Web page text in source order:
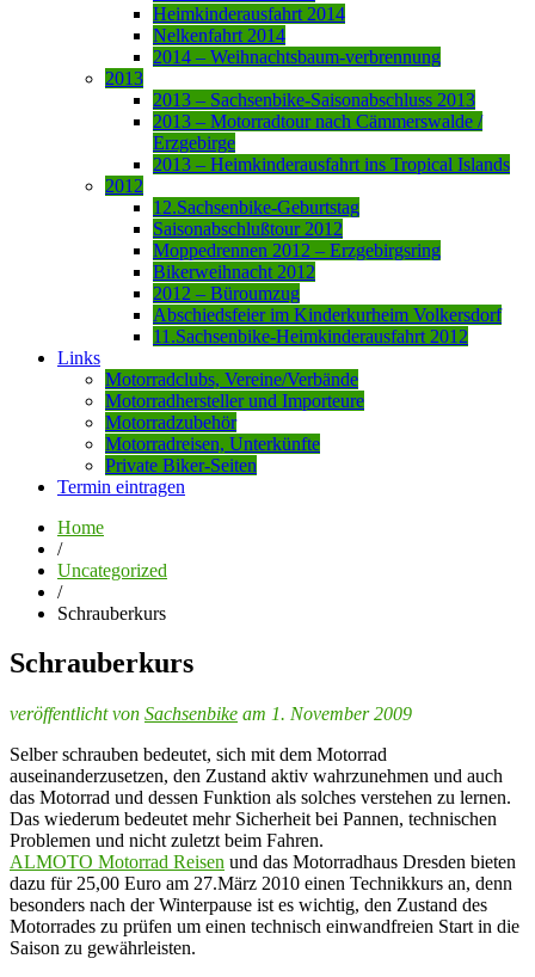
Heimkinderausfahrt 2014
Nelkenfahrt 2014
2014 – Weihnachtsbaum-verbrennung
2013
2013 – Sachsenbike-Saisonabschluss 2013
2013 – Motorradtour nach Cämmerswalde /
Erzgebirge
2013 – Heimkinderausfahrt ins Tropical Islands
2012
12.Sachsenbike-Geburtstag
Saisonabschlußtour 2012
Moppedrennen 2012 – Erzgebirgsring
Bikerweihnacht 2012
2012 – Büroumzug
Abschiedsfeier im Kinderkurheim Volkersdorf
11.Sachsenbike-Heimkinderausfahrt 2012
Links
Motorradclubs, Vereine/Verbände
Motorradhersteller und Importeure
Motorradzubehör
Motorradreisen, Unterkünfte
Private Biker-Seiten
Termin eintragen
Home
/
Uncategorized
/
Schrauberkurs
Schrauberkurs
veröffentlicht von Sachsenbike am 1. November 2009
Selber schrauben bedeutet, sich mit dem Motorrad
auseinanderzusetzen, den Zustand aktiv wahrzunehmen und auch
das Motorrad und dessen Funktion als solches verstehen zu lernen.
Das wiederum bedeutet mehr Sicherheit bei Pannen, technischen
Problemen und nicht zuletzt beim Fahren.
ALMOTO Motorrad Reisen und das Motorradhaus Dresden bieten
dazu für 25,00 Euro am 27.März 2010 einen Technikkurs an, denn
besonders nach der Winterpause ist es wichtig, den Zustand des
Motorrades zu prüfen um einen technisch einwandfreien Start in die
Saison zu gewährleisten.